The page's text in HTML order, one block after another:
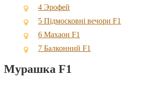
4 Эрофей
5 Підмосковні вечори F1
6 Махаон F1
7 Балконний F1
Мурашка F1